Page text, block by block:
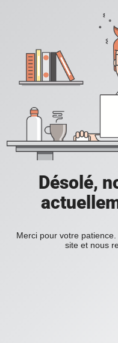
Désolé,
Merci pour votre
site et nous